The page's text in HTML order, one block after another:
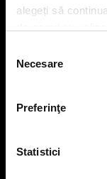
alegeți să
consimțământului
Necesare
Preferinţe
Statistici
Utile
Politica privind
Condiții de